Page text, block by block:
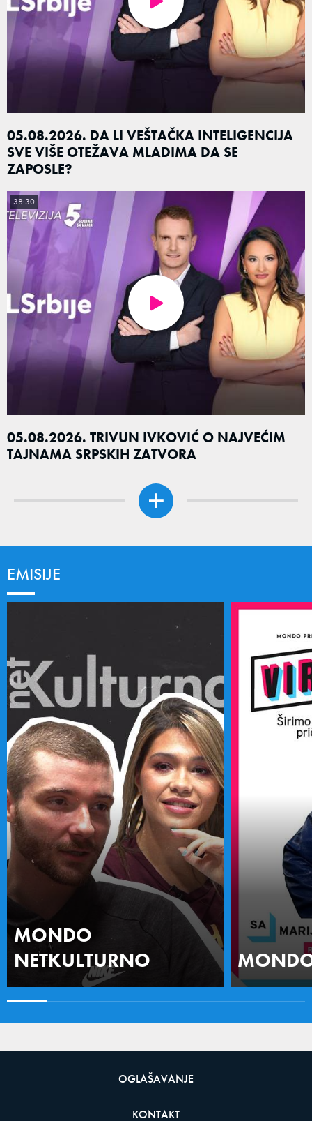
05.08.2026. DA LI VEŠTAČKA INTELIGENCIJA
SVE VIŠE OTEŽAVA MLADIMA DA SE
ZAPOSLE?
05.08.2026. TRIVUN IVKOVIĆ O NAJVEĆIM
TAJNAMA SRPSKIH ZATVORA
38:30
EMISIJE
MONDO
NETKULTURNO
OGLAŠAVANJE
KONTAKT